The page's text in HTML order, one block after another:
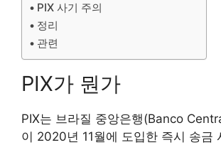
PIX 사기 주의
정리
관련
PIX가 뭔가
PIX는 브라질 중앙은행(Banco
이 2020년 11월에 도입한 즉시 송금